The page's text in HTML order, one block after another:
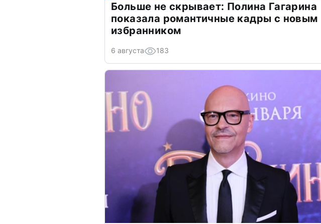
Больше не скрывает: Полина Гагарина
показала романтичные кадры с новым
избранником
6 августа 183